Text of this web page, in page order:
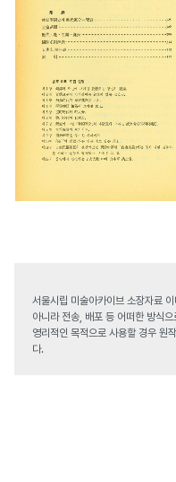
서울시립 미술아카이브 소장자료
아니라 전송, 배포 등 어떠한 방식
영리적인 목적으로 사용할 경우 원
다.